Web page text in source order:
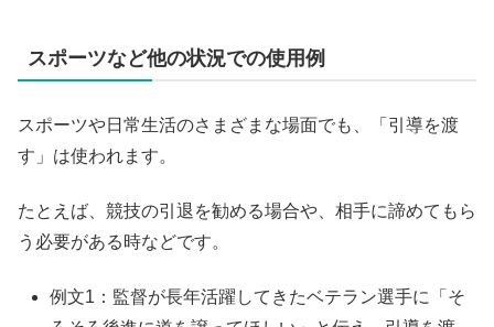
スポーツなど他の状況での使用例
スポーツや日常生活のさまざまな場面でも、「引導を渡
す」は使われます。
たとえば、競技の引退を勧める場合や、相手に諦めてもら
う必要がある時などです。
例文1：監督が長年活躍してきたベテラン選手に「そ